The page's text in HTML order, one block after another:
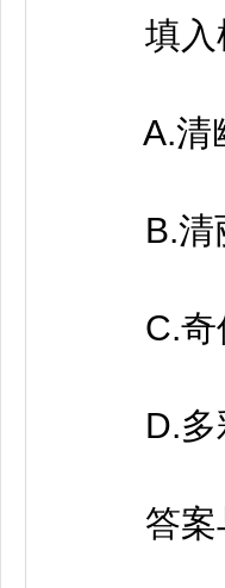
填入横
A.清幽
B.清丽
C.奇
D.多
答案